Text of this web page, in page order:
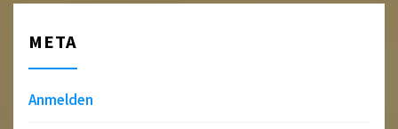
META
Anmelden